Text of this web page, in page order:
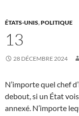
ÉTATS-UNIS,POLITIQUE
13
28 DÉCEMBRE 2024
N’importe quel chef
debout, si un État
annexé. N’importe